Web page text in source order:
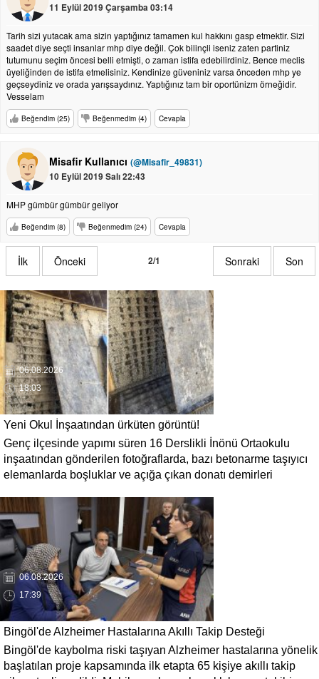
11 Eylül 2019 Çarşamba 03:14
Tarih sizi yutacak ama sizin yaptığınız tamamen kul hakkını gasp etmektir. Sizi
saadet diye seçti insanlar mhp diye değil. Çok bilinçli iseniz zaten partiniz
tutumunu seçim öncesi belli etmişti, o zaman istifa edebilirdiniz. Bence meclis
üyeliğinden de istifa etmelisiniz. Kendinize güveniniz varsa önceden mhp ye
geçseydiniz ve orada yarışsaydınız. Yaptığınız tam bir oportünizm örneğidir.
Vesselam
Beğendim (25) Beğenmedim (4) Cevapla
Misafir Kullanıcı (@Misafir_49831)
10 Eylül 2019 Salı 22:43
MHP gümbür gümbür geliyor
Beğendim (8) Beğenmedim (24) Cevapla
İlk Önceki 2/1 Sonraki Son
06.08.2026
18:03
Yeni Okul İnşaatından ürküten görüntü!
Genç ilçesinde yapımı süren 16 Derslikli İnönü Ortaokulu
inşaatından gönderilen fotoğraflarda, bazı betonarme taşıyıcı
elemanlarda boşluklar ve açığa çıkan donatı demirleri
oluştururken, yetkili kurumların teknik inceleme yapması
çağrısı yapıldı.
06.08.2026
17:39
Bingöl'de Alzheimer Hastalarına Akıllı Takip Desteği
Bingöl'de kaybolma riski taşıyan Alzheimer hastalarına yönelik
başlatılan proje kapsamında ilk etapta 65 kişiye akıllı takip